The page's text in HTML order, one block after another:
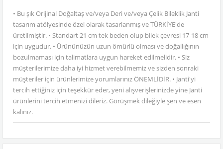
• Bu şık Orijinal Doğaltaş ve/veya Deri ve/veya Çelik Bileklik Janti
tasarım atölyesinde özel olarak tasarlanmış ve TÜRKİYE'de
üretilmiştir. • Standart 21 cm tek beden olup bilek çevresi 17-18 cm
için uygudur. • Ürününüzün uzun ömürlü olması ve doğallığının
bozulmaması için talimatlara uygun hareket edilmelidir. • Siz
müşterilerimize daha iyi hizmet verebilmemiz ve sizden sonraki
müşteriler için ürünlerimize yorumlarınız ÖNEMLİDİR. • Janti'yi
tercih ettiğiniz için teşekkür eder, yeni alışverişlerinizde yine Janti
ürünlerini tercih etmenizi dileriz. Görüşmek dileğiyle şen ve esen
kalınız.